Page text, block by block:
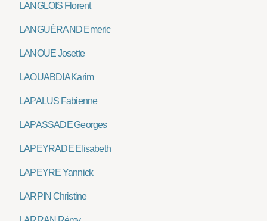
LANGLOIS Florent
LANGUÉRAND Emeric
LANOUE Josette
LAOUABDIA Karim
LAPALUS Fabienne
LAPASSADE Georges
LAPEYRADE Elisabeth
LAPEYRE Yannick
LARPIN Christine